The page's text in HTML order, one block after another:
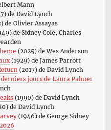
Mann
de David Lynch
de Olivier Assayas
de Sidney Cole, Charles
(2025) de Wes Anderson
(1929) de James Parrott
(2017) de David Lynch
derniers jours de Laura Palmer
(1990) de David Lynch
de David Lynch
(1946) de George Sidney